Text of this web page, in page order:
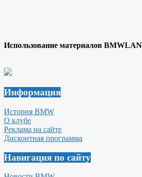
Использование материалов
Информация
История BMW
О клубе
Реклама на сайте
Дисконтная программа
Навигация по сайту